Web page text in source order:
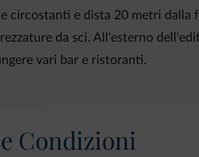
circostanti e dista 20 metri dalla
da sci. All'esterno
vari bar e ristoranti.
Condizioni